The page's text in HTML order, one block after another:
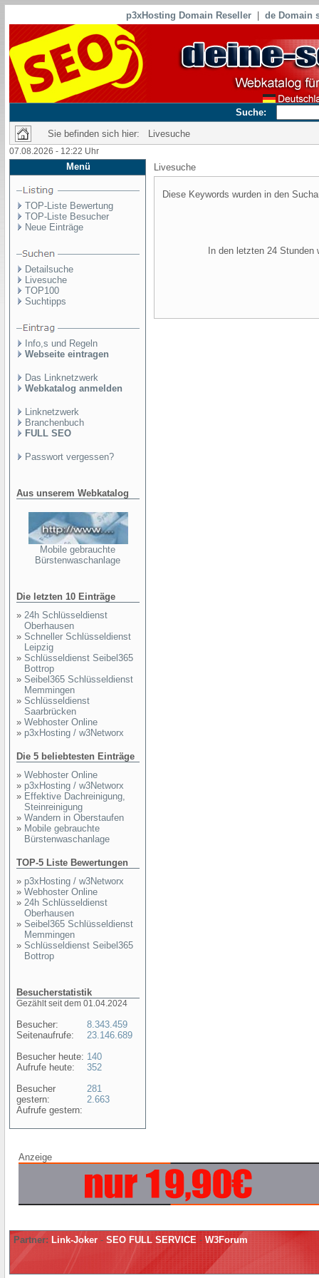
p3xHosting Domain Reseller de Domain
Suche:
Sie befinden sich hier: Livesuche
07.08.2026 - 12:22 Uhr
Menü
TOP-Liste Bewertung
TOP-Liste Besucher
Neue Einträge
Detailsuche
Livesuche
TOP100
Suchtipps
Info,s und Regeln
Webseite eintragen
Das Linknetzwerk
Webkatalog anmelden
Linknetzwerk
Branchenbuch
FULL SEO
Passwort vergessen?
Aus unserem Webkatalog
Mobile gebrauchte
Bürstenwaschanlage
Die letzten 10 Einträge
» 24h Schlüsseldienst
Oberhausen
» Schneller Schlüsseldienst
Leipzig
» Schlüsseldienst Seibel365
Bottrop
» Seibel365 Schlüsseldienst
Memmingen
» Schlüsseldienst
Saarbrücken
» Webhoster Online
» p3xHosting / w3Networx
Die 5 beliebtesten Einträge
» Webhoster Online
» p3xHosting / w3Networx
» Effektive Dachreinigung,
Steinreinigung
» Wandern in Oberstaufen
» Mobile gebrauchte
Bürstenwaschanlage
TOP-5 Liste Bewertungen
» p3xHosting / w3Networx
» Webhoster Online
» 24h Schlüsseldienst
Oberhausen
» Seibel365 Schlüsseldienst
Memmingen
» Schlüsseldienst Seibel365
Bottrop
Besucherstatistik
Gezählt seit dem 01.04.2024
Besucher:
Seitenaufrufe:
Besucher heute:
Aufrufe heute:
Besucher
gestern:
Aufrufe gestern:
8.343.459
23.146.689
140
352
281
2.663
Livesuche
Diese Keywords wurden in den
In den letzten 24
Anzeige
Partner: Link-Joker - SEO FULL SERVICE - W3Forum